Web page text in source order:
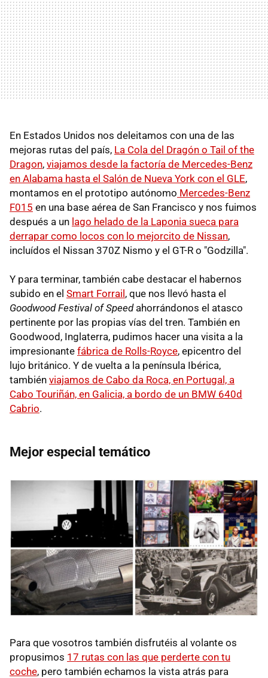
En Estados Unidos nos deleitamos con una de las
mejoras rutas del país, La Cola del Dragón o Tail of the
Dragon, viajamos desde la factoría de Mercedes-Benz
en Alabama hasta el Salón de Nueva York con el GLE,
montamos en el prototipo autónomo Mercedes-Benz
F015 en una base aérea de San Francisco y nos fuimos
después a un lago helado de la Laponia sueca para
derrapar como locos con lo mejorcito de Nissan,
incluídos el Nissan 370Z Nismo y el GT-R o "Godzilla".
Y para terminar, también cabe destacar el habernos
subido en el Smart Forrail, que nos llevó hasta el
Goodwood Festival of Speedahorrándonos el atasco
pertinente por las propias vías del tren. También en
Goodwood, Inglaterra, pudimos hacer una visita a la
impresionante fábrica de Rolls-Royce, epicentro del
lujo británico. Y de vuelta a la península Ibérica,
también viajamos de Cabo da Roca, en Portugal, a
Cabo Touriñán, en Galicia, a bordo de un BMW 640d
Cabrio.
Mejor especial temático
Para que vosotros también disfrutéis al volante os
propusimos 17 rutas con las que perderte con tu
coche, pero también echamos la vista atrás para